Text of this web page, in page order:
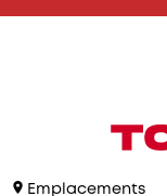
Emplacements